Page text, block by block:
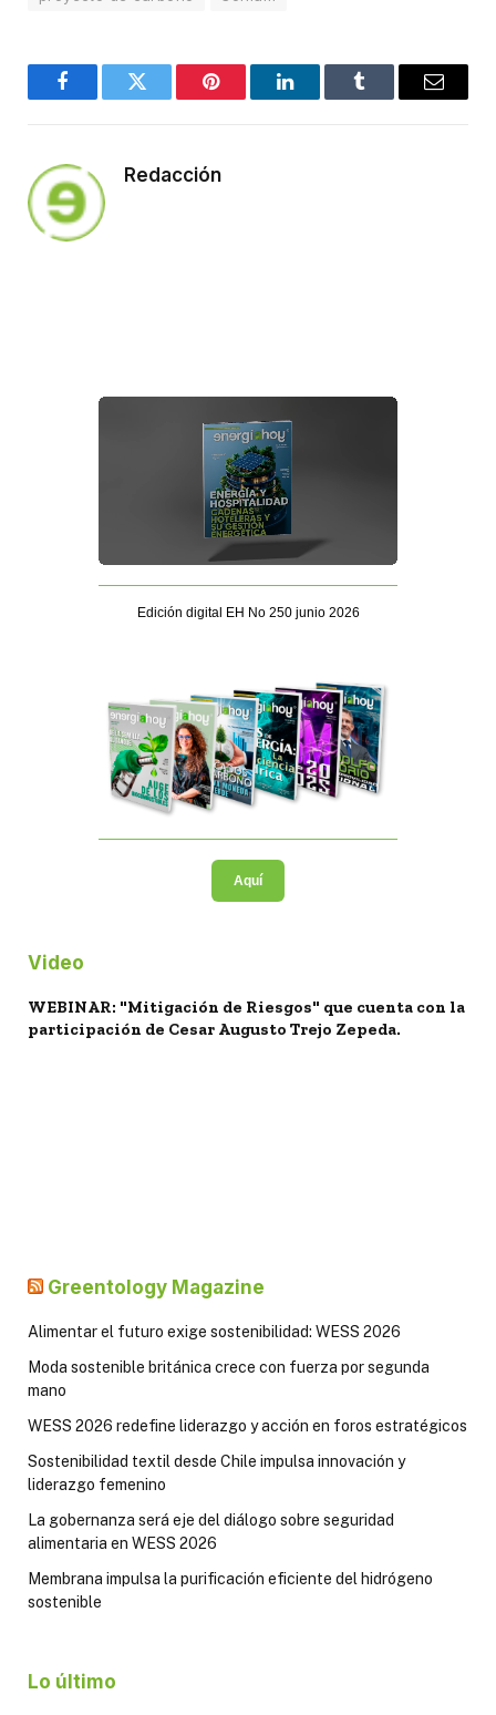
FacebookTwitter Pinterest LinkedInTumblr Email
Redacción
Edición digital EH No 250 junio 2026
Aquí
Video
WEBINAR: "Mitigación de Riesgos" que cuenta con la
participación de Cesar Augusto Trejo Zepeda.
Greentology Magazine
Alimentar el futuro exige sostenibilidad: WESS 2026
Moda sostenible británica crece con fuerza por segunda
mano
WESS 2026 redefine liderazgo y acción en foros estratégicos
Sostenibilidad textil desde Chile impulsa innovación y
liderazgo femenino
La gobernanza será eje del diálogo sobre seguridad
alimentaria en WESS 2026
Membrana impulsa la purificación eficiente del hidrógeno
sostenible
Lo último